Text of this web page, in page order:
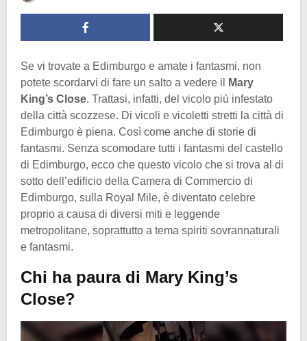
Se vi trovate a Edimburgo e amate i fantasmi, non
potete scordarvi di fare un salto a vedere il
Mary
King’s Close. Trattasi, infatti, del vicolo più infestato
della città scozzese. Di vicoli e vicoletti stretti la città di
Edimburgo è piena. Così come anche di storie di
fantasmi. Senza scomodare tutti i fantasmi del castello
di Edimburgo, ecco che questo vicolo che si trova al di
sotto dell’edificio della Camera di Commercio di
Edimburgo, sulla Royal Mile, è diventato celebre
proprio a causa di diversi miti e leggende
metropolitane, soprattutto a tema spiriti sovrannaturali
e fantasmi.
Chi ha paura di Mary King’s
Close?